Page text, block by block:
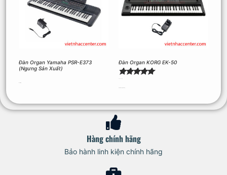
Đàn Organ Yamaha PSR-E373
(Ngưng Sản Xuất)
Đàn Organ KORG EK-50
Được xếp
hạng
Hàng chính hãng
Bảo hành linh kiện chính hãng